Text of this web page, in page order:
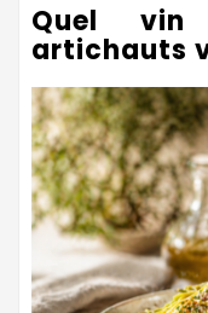
Quel
artichauts